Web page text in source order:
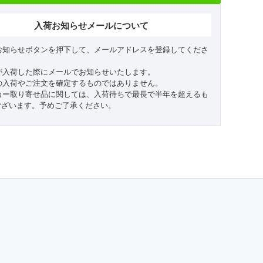
入荷お知らせメールについて
知らせボタンを押下して、メールアドレスを登録してくださ
荷した際にメールでお知らせいたします。
荷やご注文を確定するものではありません。
ー取り寄せ品に関しては、入荷待ちで最長で半年を超えるも
います。予めご了承ください。